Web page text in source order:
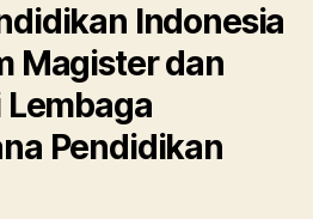
Indonesia
Magister dan
Pendidikan